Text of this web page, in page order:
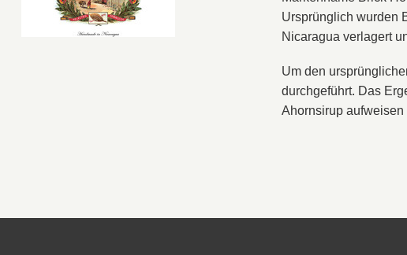
Ursprünglich wurden
Nicaragua verlagert
Um den
durchgeführt. Das
Ahornsirup